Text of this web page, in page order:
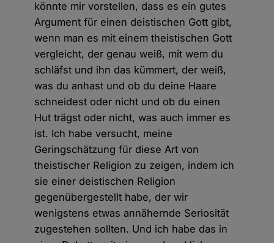
könnte mir vorstellen, dass es ein gutes
Argument für einen deistischen Gott gibt,
wenn man es mit einem theistischen Gott
vergleicht, der genau weiß, mit wem du
schläfst und ihn das kümmert, der weiß,
was du anhast und ob du deine Haare
schneidest oder nicht und ob du einen
Hut trägst oder nicht, was auch immer es
ist. Ich habe versucht, meine
Geringschätzung für diese Art von
theistischer Religion zu zeigen, indem ich
sie einer deistischen Religion
gegenübergestellt habe, der wir
wenigstens etwas annähernde Seriosität
zugestehen sollten. Und ich habe das in